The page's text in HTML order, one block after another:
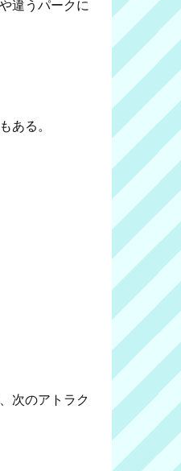
違うパークに
ある。
次のアトラク